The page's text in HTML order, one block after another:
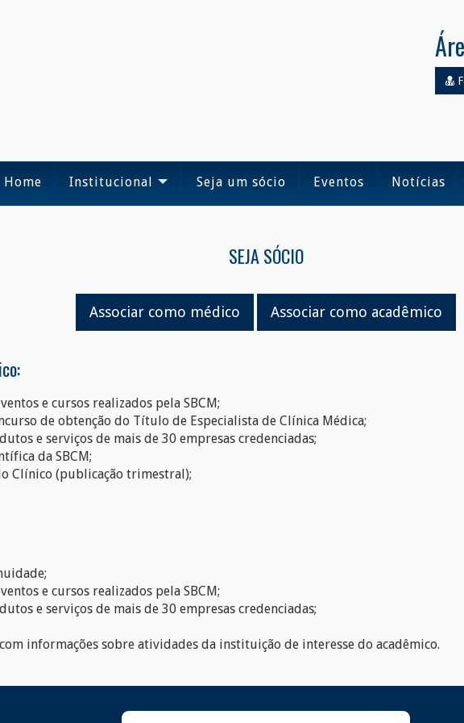
Home Institucional Seja um sócio Eventos Notícias
SEJA SÓCIO
Associar como médico Associar como acadêmico
e cursos realizados pela SBCM;
de obtenção do Título de Especialista de Clínica Médica;
e serviços de mais de 30 empresas credenciadas;
da SBCM;
Clínico (publicação trimestral);
e cursos realizados pela SBCM;
e serviços de mais de 30 empresas credenciadas;
informações sobre atividades da instituição de interesse do acadêmico.